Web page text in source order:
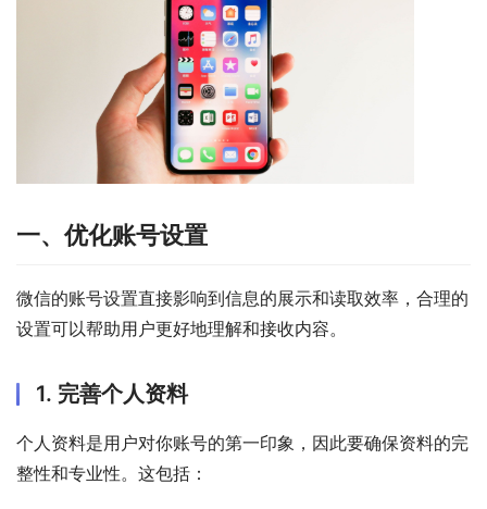
一、优化账号设置
微信的账号设置直接影响到信息的展示和读取效率，合理的
设置可以帮助用户更好地理解和接收内容。
1. 完善个人资料
个人资料是用户对你账号的第一印象，因此要确保资料的完
整性和专业性。这包括：